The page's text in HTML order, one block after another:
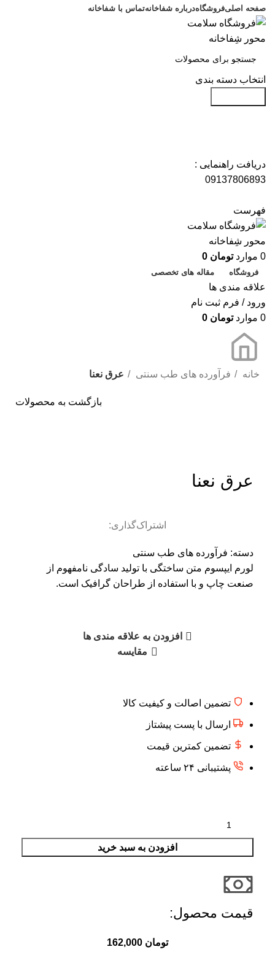
صفحه اصلیفروشگاهدرباره شفاخانهتماس با شفاخانه
انتخاب دسته بندی
دریافت راهنمایی :
09137806893
فهرست
0 موارد تومان
فروشگاه مقاله های تخصصی
علاقه مندی ها
ورود / فرم ثبت نام
0 موارد تومان
خانه فرآورده های طب سنتی عرق نعنا
بازگشت به محصولات
عرق نعنا
اشتراک‌گذاری:
دسته: فرآورده های طب سنتی
لورم ایپسوم متن ساختگی با تولید سادگی نامفهوم از
صنعت چاپ و با استفاده از طراحان گرافیک است.
افزودن به علاقه مندی ها
مقایسه
تضمین اصالت و کیفیت کالا
ارسال با پست پیشتاز
تضمین کمترین قیمت
پشتیبانی ۲۴ ساعته
افزودن به سبد خرید
قیمت محصول:​
تومان